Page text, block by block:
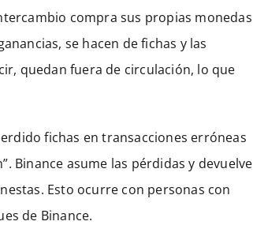
compra sus propias monedas
se hacen de fichas y las
quedan fuera de circulación, lo que
fichas en transacciones erróneas
Binance asume las pérdidas y devuelve
Esto ocurre con personas con
de Binance.